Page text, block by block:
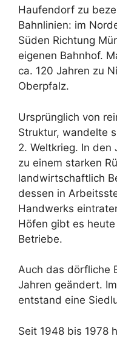
Haufendorf zu
Bahnlinien: im
Süden Richtung
eigenen Bahnhof.
ca. 120 Jahren zu
Oberpfalz.
Ursprünglich von
Struktur, wandelte
2. Weltkrieg. In den
zu einem starken
landwirtschaftlich
dessen in
Handwerks
Höfen gibt es
Betriebe.
Auch das dörfliche
Jahren geändert.
entstand eine
Seit 1948 bis 1978